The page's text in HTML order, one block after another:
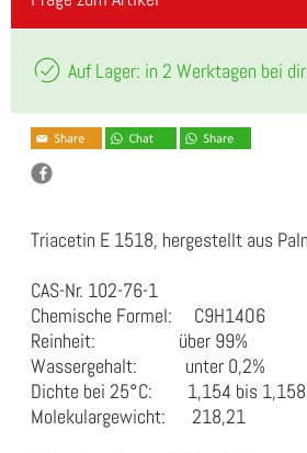
Auf Lager: in 2 Werktagen bei dir
Triacetin E 1518, hergestellt aus
CAS-Nr. 102-76-1
Chemische Formel: C9H14O6
Reinheit: über 99%
Wassergehalt: unter 0,2%
Dichte bei 25°C: 1,154 bis 1,158
Molekulargewicht: 218,21